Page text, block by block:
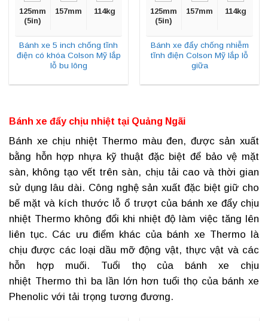
125mm
(5in)
157mm 114kg
Bánh xe 5 inch chống tĩnh
điện có khóa Colson Mỹ lắp
lỗ bu lông
125mm
(5in)
157mm 114kg
Bánh xe đẩy chống nhiễm
tĩnh điện Colson Mỹ lắp lỗ
giữa
Bánh xe đẩy chịu nhiệt tại Quảng Ngãi
Bánh xe chịu nhiệtThermo màu đen, được sản xuất
bằng hỗn hợp nhựa kỹ thuật đặc biệt để bảo vệ mặt
sàn, không tạo vết trên sàn, chịu tải cao và thời gian
sử dụng lâu dài. Công nghệ sản xuất đặc biệt giữ cho
bế mặt và kích thước lỗ ổ trượt của bánh xe đẩy chịu
nhiệt Thermo không đổi khi nhiệt độ làm việc tăng lên
liên tục. Các ưu điểm khác của bánh xe Thermo là
chịu được các loại dầu mỡ động vật, thực vật và các
hỗn hợp muối. Tuổi thọ của bánh xe chịu
nhiệt Thermo thì ba lần lớn hơn tuổi thọ của bánh xe
Phenolic với tải trọng tương đương.